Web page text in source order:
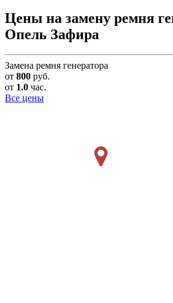
Цены на замену ремня
Опель Зафира
Замена ремня генератора
от 800 руб.
от 1.0 час.
Все цены